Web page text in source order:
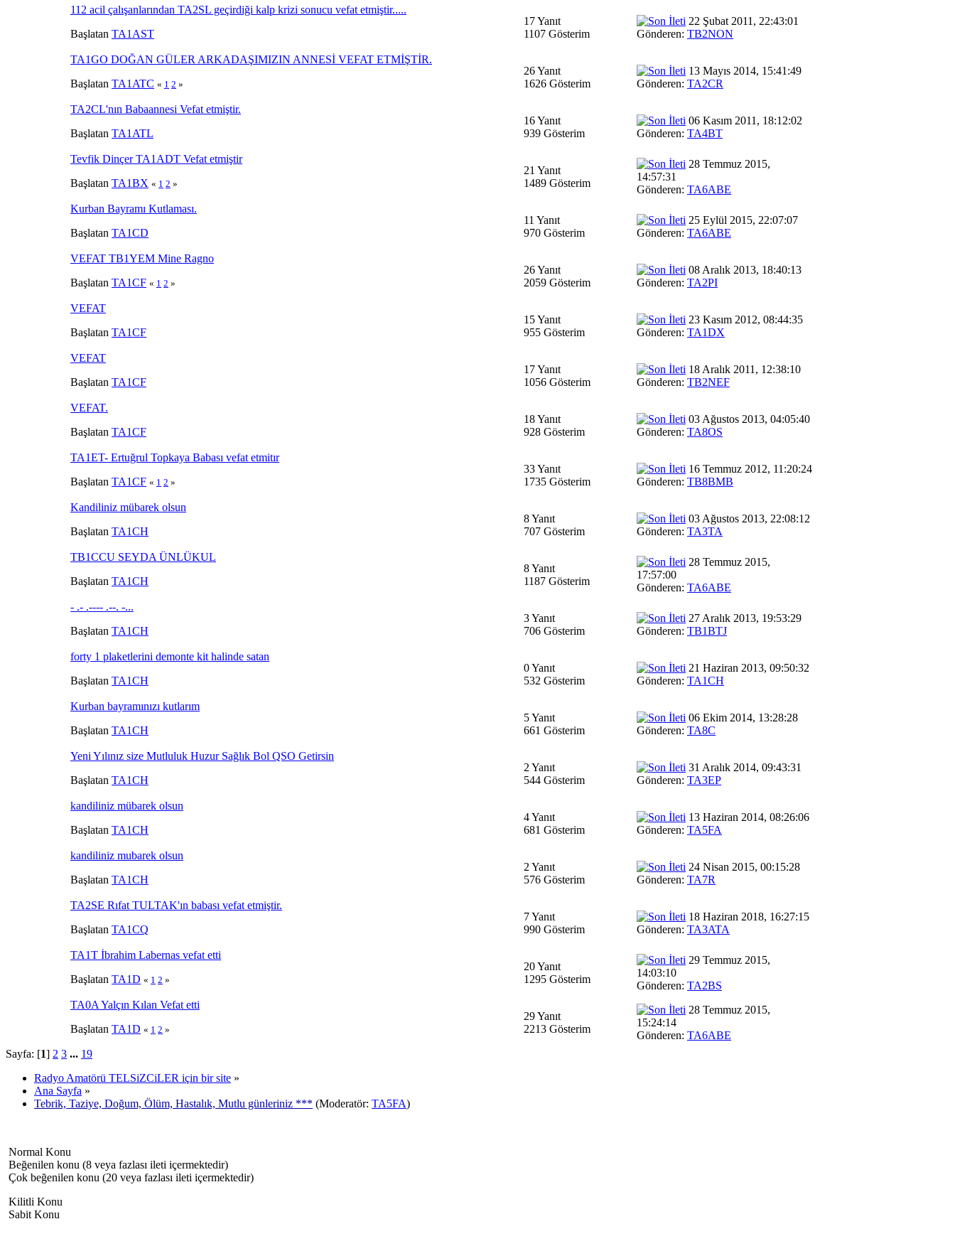
112 acil çalışanlarından TA2SL geçirdiği kalp krizi sonucu vefat etmiştir.....
Başlatan TA1AST
17 Yanıt
1107 Gösterim
22 Şubat 2011, 22:43:01
Gönderen: TB2NON
TA1GO DOĞAN GÜLER ARKADAŞIMIZIN ANNESİ VEFAT ETMİŞTİR.
Başlatan TA1ATC « 1 2 »
26 Yanıt
1626 Gösterim
13 Mayıs 2014, 15:41:49
Gönderen: TA2CR
TA2CL'nın Babaannesi Vefat etmiştir.
Başlatan TA1ATL
16 Yanıt
939 Gösterim
06 Kasım 2011, 18:12:02
Gönderen: TA4BT
Tevfik Dinçer TA1ADT Vefat etmiştir
Başlatan TA1BX « 1 2 »
21 Yanıt
1489 Gösterim
28 Temmuz 2015,
14:57:31
Gönderen: TA6ABE
Kurban Bayramı Kutlaması.
Başlatan TA1CD
11 Yanıt
970 Gösterim
25 Eylül 2015, 22:07:07
Gönderen: TA6ABE
VEFAT TB1YEM Mine Ragno
Başlatan TA1CF « 1 2 »
26 Yanıt
2059 Gösterim
08 Aralık 2013, 18:40:13
Gönderen: TA2PI
VEFAT
Başlatan TA1CF
15 Yanıt
955 Gösterim
23 Kasım 2012, 08:44:35
Gönderen: TA1DX
VEFAT
Başlatan TA1CF
17 Yanıt
1056 Gösterim
18 Aralık 2011, 12:38:10
Gönderen: TB2NEF
VEFAT.
Başlatan TA1CF
18 Yanıt
928 Gösterim
03 Ağustos 2013, 04:05:40
Gönderen: TA8OS
TA1ET- Ertuğrul Topkaya Babası vefat etmitır
Başlatan TA1CF « 1 2 »
33 Yanıt
1735 Gösterim
16 Temmuz 2012, 11:20:24
Gönderen: TB8BMB
Kandiliniz mübarek olsun
Başlatan TA1CH
8 Yanıt
707 Gösterim
03 Ağustos 2013, 22:08:12
Gönderen: TA3TA
TB1CCU SEYDA ÜNLÜKUL
Başlatan TA1CH
8 Yanıt
1187 Gösterim
28 Temmuz 2015,
17:57:00
Gönderen: TA6ABE
- .- .---- .--. -...
Başlatan TA1CH
3 Yanıt
706 Gösterim
27 Aralık 2013, 19:53:29
Gönderen: TB1BTJ
forty 1 plaketlerini demonte kit halinde satan
Başlatan TA1CH
0 Yanıt
532 Gösterim
21 Haziran 2013, 09:50:32
Gönderen: TA1CH
Kurban bayramınızı kutlarım
Başlatan TA1CH
5 Yanıt
661 Gösterim
06 Ekim 2014, 13:28:28
Gönderen: TA8C
Yeni Yılınız size Mutluluk Huzur Sağlık Bol QSO Getirsin
Başlatan TA1CH
2 Yanıt
544 Gösterim
31 Aralık 2014, 09:43:31
Gönderen: TA3EP
kandiliniz mübarek olsun
Başlatan TA1CH
4 Yanıt
681 Gösterim
13 Haziran 2014, 08:26:06
Gönderen: TA5FA
kandiliniz mubarek olsun
Başlatan TA1CH
2 Yanıt
576 Gösterim
24 Nisan 2015, 00:15:28
Gönderen: TA7R
TA2SE Rıfat TULTAK'ın babası vefat etmiştir.
Başlatan TA1CQ
7 Yanıt
990 Gösterim
18 Haziran 2018, 16:27:15
Gönderen: TA3ATA
TA1T İbrahim Labernas vefat etti
Başlatan TA1D « 1 2 »
20 Yanıt
1295 Gösterim
29 Temmuz 2015,
14:03:10
Gönderen: TA2BS
TA0A Yalçın Kılan Vefat etti
Başlatan TA1D « 1 2 »
29 Yanıt
2213 Gösterim
28 Temmuz 2015,
15:24:14
Gönderen: TA6ABE
Sayfa: [1] 2 3 ... 19
Radyo Amatörü TELSiZCiLER için bir site »
Ana Sayfa »
Tebrik, Taziye, Doğum, Ölüm, Hastalık, Mutlu günleriniz *** (Moderatör: TA5FA)
Normal Konu
Beğenilen konu (8 veya fazlası ileti içermektedir)
Çok beğenilen konu (20 veya fazlası ileti içermektedir)
Kilitli Konu
Sabit Konu